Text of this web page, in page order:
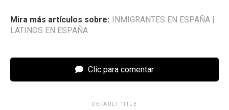
Mira más artículos sobre: INMIGRANTES EN ESPAÑA
LATINOS EN ESPAÑA
Clic para comentar
DEFAULT TITLE